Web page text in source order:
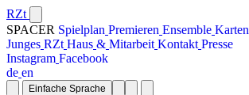
RZt
SPACER Spielplan Premieren Ensemble Karten
Junges RZt Haus & Mitarbeit Kontakt Presse
Instagram Facebook
de en
Einfache Sprache